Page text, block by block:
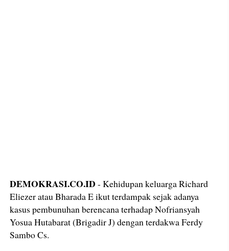
DEMOKRASI.CO.ID - Kehidupan keluarga Richard
Eliezer atau Bharada E ikut terdampak sejak adanya
kasus pembunuhan berencana terhadap Nofriansyah
Yosua Hutabarat (Brigadir J) dengan terdakwa Ferdy
Sambo Cs.